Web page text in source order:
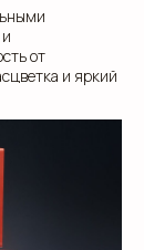
от
и яркий